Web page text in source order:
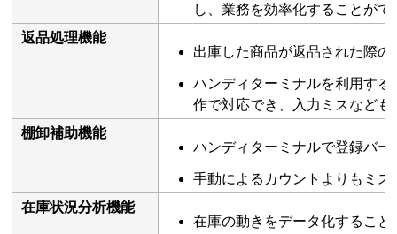
し、業務を効率化することがで
返品処理機能
出庫した商品が返品された際
ハンディターミナルを利用す
作で対応でき、入力ミスなども
棚卸補助機能
ハンディターミナルで登録バ
手動によるカウントよりもミ
在庫状況分析機能
在庫の動きをデータ化するこ